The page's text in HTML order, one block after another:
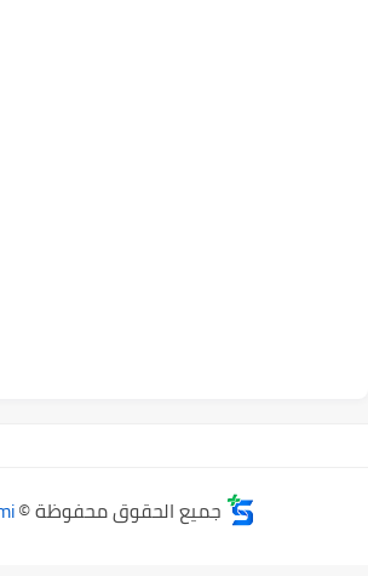
جميع الحقوق محفوظة ©